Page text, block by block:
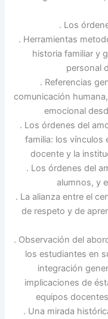
. Los
. Herramientas
historia familiar y
personal
. Referencias
comunicación
emocional
. Los órdenes del
familia: los vínculos
docente y la
. Los órdenes del
alumnos, y
. La alianza entre el
de respeto y de
. Observación del
los estudiantes en
integración
implicaciones de
equipos
. Una mirada